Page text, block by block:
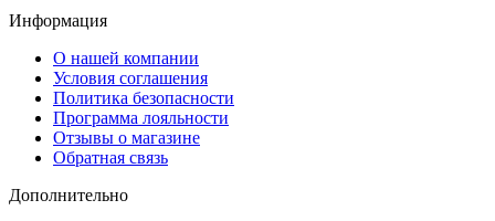
Информация
О нашей компании
Условия соглашения
Политика безопасности
Программа лояльности
Отзывы о магазине
Обратная связь
Дополнительно